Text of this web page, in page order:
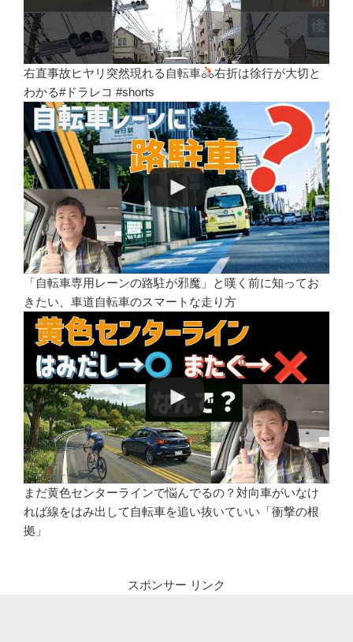
右直事故ヒヤリ突然現れる自転車
右折は徐行が大切と
わかる#ドラレコ #shorts
「自転車専用レーンの路駐が邪魔」と嘆く前に知ってお
きたい、車道自転車のスマートな走り方
まだ黄色センターラインで悩んでるの？対向車がいなけ
れば線をはみ出して自転車を追い抜いていい「衝撃の根
拠」
スポンサー リンク